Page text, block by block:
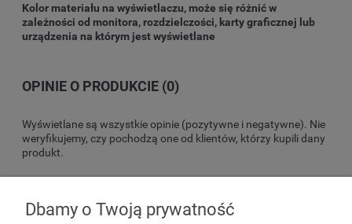
Kolor materiału na wyświetlaczu, może się różnić w
zależności od monitora, rozdzielczości, karty graficznej lub
urządzenia na którym jest wyświetlane
OPINIE O PRODUKCIE (0)
Wyświetlane są wszystkie opinie (pozytywne i negatywne). Nie
weryfikujemy, czy pochodzą one od klientów, którzy kupili dany
produkt.
Dbamy o Twoją prywatność